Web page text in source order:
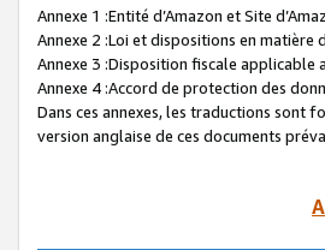
Annexe 1 :Entité d’Amazon et Site
Annexe 2 :Loi et dispositions en matière
Annexe 3 :Disposition fiscale applicable
Annexe 4 :Accord de protection des
Dans ces annexes, les traductions sont
version anglaise de ces documents